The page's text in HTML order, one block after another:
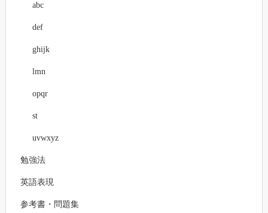
abc
def
ghijk
lmn
opqr
st
uvwxyz
勉強法
英語表現
参考書・問題集